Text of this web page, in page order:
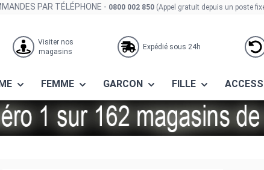
PAR TÉLÉPHONE - 0800 002 850 (Appel gratuit depuis un poste
Visiter nos
magasins
Expédié sous 24h
FEMME GARCON FILLE